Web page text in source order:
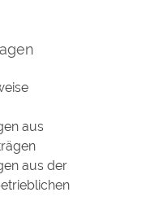
aus
aus der